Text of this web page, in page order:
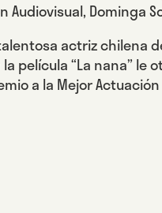
Audiovisual, Dominga
actriz chilena
película “La nana” le
a la Mejor